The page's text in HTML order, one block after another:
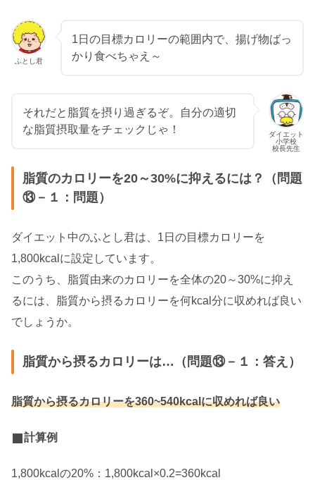
1日の目標カロリーの範囲内で、揚げ物ばっ
かり食べちゃえ～
ふとし君
それだと脂質を摂り過ぎるぞ。自分の適切
な脂質摂取量をチェックじゃ！
ダイエット
小学校
校長先生
脂質のカロリーを20～30%に抑えるには？（問題
⑬－１：問題）
ダイエット中のふとし君は、1日の目標カロリーを
1,800kcalに設定しています。
このうち、脂質由来のカロリーを全体の20～30%に抑え
るには、脂質から摂るカロリーを何kcal分に収めれば良い
でしょうか。
脂質から摂るカロリーは…（問題⑬－１：答え）
脂質から摂るカロリーを360~540kcalに収めれば良い
計算例
1,800kcalの20%：1,800kcal×0.2=360kcal